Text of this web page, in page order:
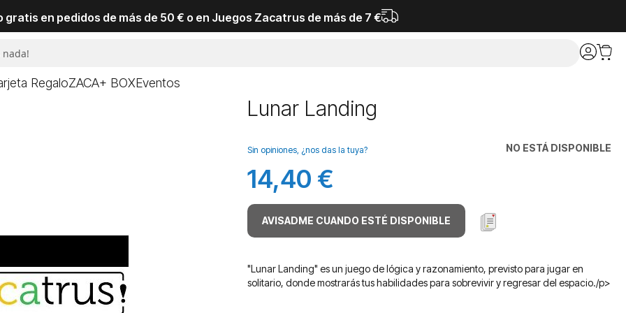
gratis en pedidos de más de 50 € o en Juegos Zacatrus de más de 7 €
RegaloZACA+ BOXEventos
Lunar Landing
NO ESTÁ DISPONIBLE
Sin opiniones, ¿nos das la tuya?
14,40 €
AVISADME CUANDO ESTÉ DISPONIBLE
"Lunar Landing" es un juego de lógica y razonamiento, previsto para jugar en
solitario, donde mostrarás tus habilidades para sobrevivir y regresar del espacio./p>